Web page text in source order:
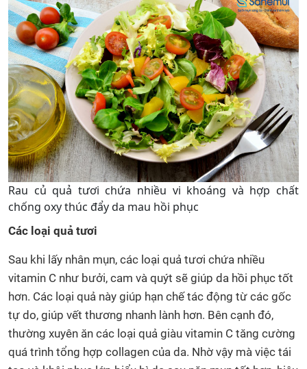
Rau củ quả tươi chứa nhiều vi khoáng và hợp chất
chống oxy thúc đẩy da mau hồi phục
Các loại quả tươi
Sau khi lấy nhân mụn, các loại quả tươi chứa nhiều
vitamin C như bưởi, cam và quýt sẽ giúp da hồi phục tốt
hơn. Các loại quả này giúp hạn chế tác động từ các gốc
tự do, giúp vết thương nhanh lành hơn. Bên cạnh đó,
thường xuyên ăn các loại quả giàu vitamin C tăng cường
quá trình tổng hợp collagen của da. Nhờ vậy mà việc tái